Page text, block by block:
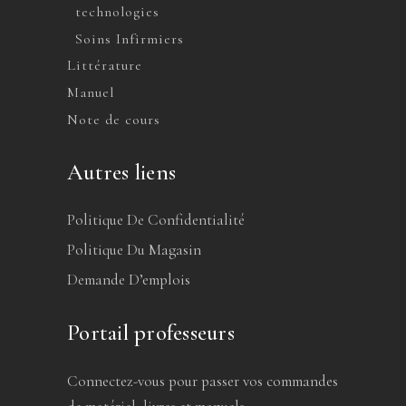
technologies
Soins Infirmiers
Littérature
Manuel
Note de cours
Autres liens
Politique De Confidentialité
Politique Du Magasin
Demande D’emplois
Portail professeurs
Connectez-vous pour passer vos commandes